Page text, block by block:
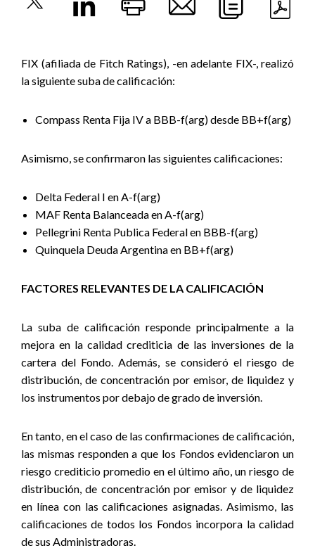
FIX (afiliada de Fitch Ratings), -en adelante FIX-, realizó
la siguiente suba de calificación:
Compass Renta Fija IV a BBB-f(arg) desde BB+f(arg)
Asimismo, se confirmaron las siguientes calificaciones:
Delta Federal I en A-f(arg)
MAF Renta Balanceada en A-f(arg)
Pellegrini Renta Publica Federal en BBB-f(arg)
Quinquela Deuda Argentina en BB+f(arg)
FACTORES RELEVANTES DE LA CALIFICACIÓN
La suba de calificación responde principalmente a la
mejora en la calidad crediticia de las inversiones de la
cartera del Fondo. Además, se consideró el riesgo de
distribución, de concentración por emisor, de liquidez y
los instrumentos por debajo de grado de inversión.
En tanto, en el caso de las confirmaciones de calificación,
las mismas responden a que los Fondos evidenciaron un
riesgo crediticio promedio en el último año, un riesgo de
distribución, de concentración por emisor y de liquidez
en línea con las calificaciones asignadas. Asimismo, las
calificaciones de todos los Fondos incorpora la calidad
de sus Administradoras.